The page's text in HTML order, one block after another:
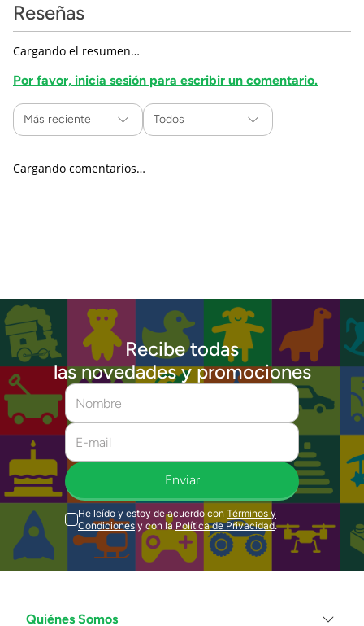
Reseñas
Cargando el resumen…
Por favor, inicia sesión para escribir un comentario.
Más reciente Todos
Cargando comentarios…
Recibe todas
las novedades y promociones
Enviar
He leído y estoy de acuerdo con Términos y
Condiciones y con la Política de Privacidad.
Quiénes Somos